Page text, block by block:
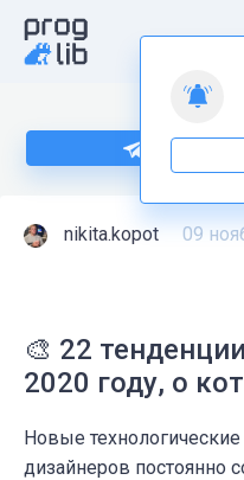
nikita.kopot 09
🎨 22
2020 году, о
Новые
дизайнеров постоянно